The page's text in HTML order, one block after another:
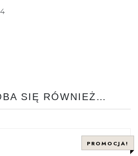
4
SIĘ RÓWNIEŻ…
PROMOCJA!